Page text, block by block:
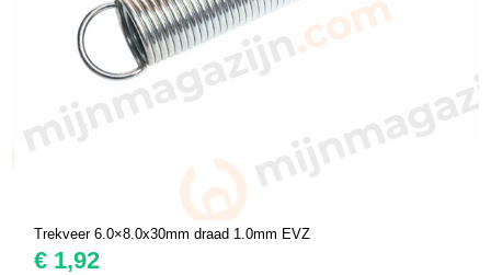
Trekveer 6.0×8.0x30mm draad 1.0mm EVZ
€ 1,92